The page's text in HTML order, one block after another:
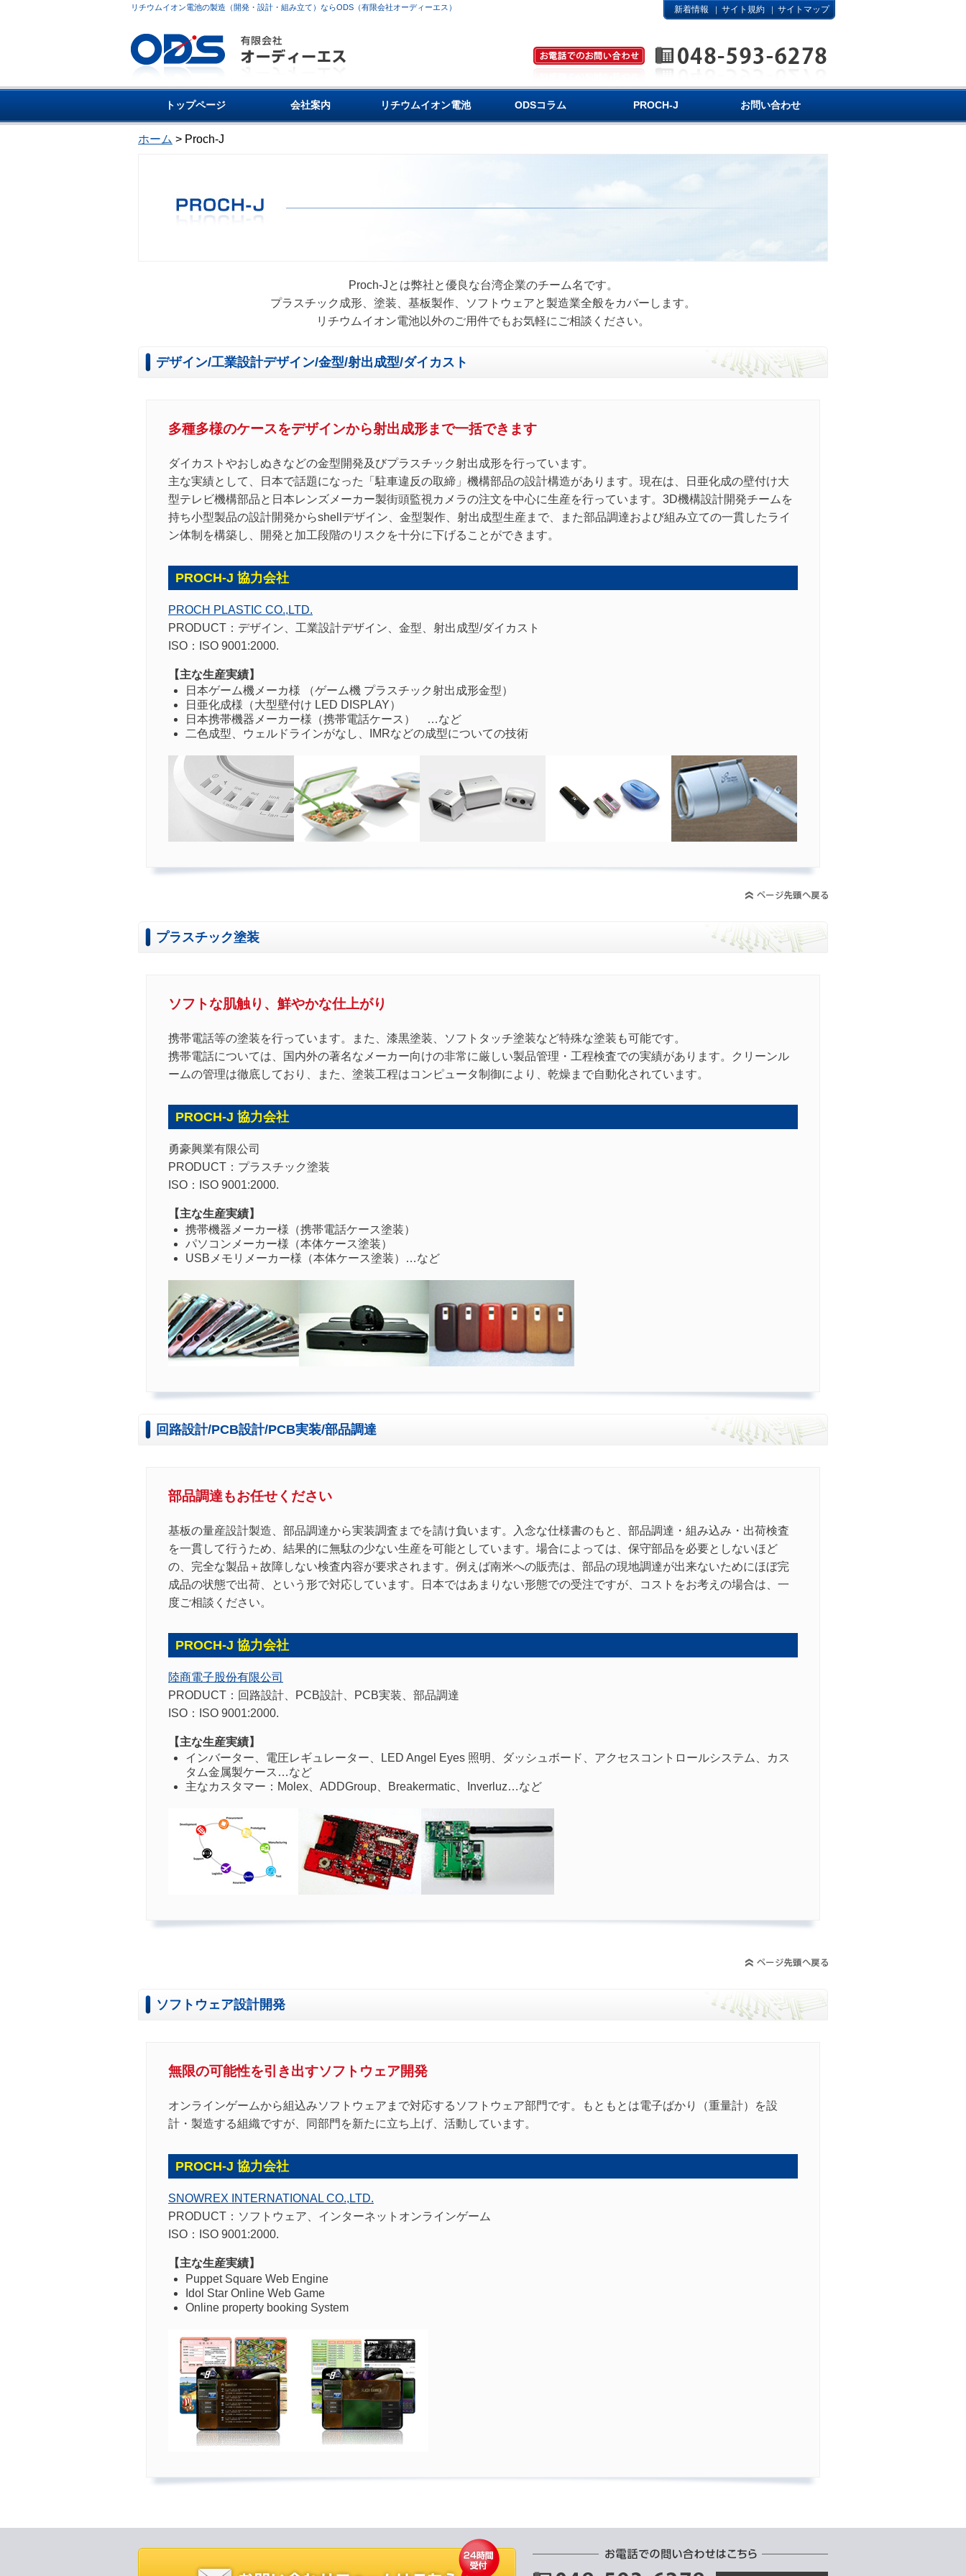
リチウムイオン電池の製造（開発・設計・組み立て）ならODS（有限会社オーディーエス） 新着情報 ｜ サイト規約 ｜ サイトマップ
トップページ 会社案内 リチウムイオン電池 ODSコラム PROCH-J お問い合わせ
ホーム > Proch-J
Proch-Jとは弊社と優良な台湾企業のチーム名です。
プラスチック成形、塗装、基板製作、ソフトウェアと製造業全般をカバーします。
リチウムイオン電池以外のご用件でもお気軽にご相談ください。
デザイン/工業設計デザイン/金型/射出成型/ダイカスト
多種多様のケースをデザインから射出成形まで一括できます
ダイカストやおしぬきなどの金型開発及びプラスチック射出成形を行っています。
主な実績として、日本で話題になった「駐車違反の取締」機構部品の設計構造があります。現在は、日亜化成の壁付け大
型テレビ機構部品と日本レンズメーカー製街頭監視カメラの注文を中心に生産を行っています。3D機構設計開発チームを
持ち小型製品の設計開発からshellデザイン、金型製作、射出成型生産まで、また部品調達および組み立ての一貫したライ
ン体制を構築し、開発と加工段階のリスクを十分に下げることができます。
PROCH-J 協力会社
PROCH PLASTIC CO.,LTD.
PRODUCT： デザイン、工業設計デザイン、金型、射出成型/ダイカスト
ISO：
ISO 9001:2000.
【主な生産実績】
日本ゲーム機メーカ様 （ゲーム機 プラスチック射出成形金型）
日亜化成様（大型壁付け LED DISPLAY）
日本携帯機器メーカー様（携帯電話ケース） …など
二色成型、ウェルドラインがなし、IMRなどの成型についての技術
プラスチック塗装
ソフトな肌触り、鮮やかな仕上がり
携帯電話等の塗装を行っています。また、漆黒塗装、ソフトタッチ塗装など特殊な塗装も可能です。
携帯電話については、国内外の著名なメーカー向けの非常に厳しい製品管理・工程検査での実績があります。クリーンル
ームの管理は徹底しており、また、塗装工程はコンピュータ制御により、乾燥まで自動化されています。
PROCH-J 協力会社
勇豪興業有限公司
PRODUCT： プラスチック塗装
ISO：
ISO 9001:2000.
【主な生産実績】
携帯機器メーカー様（携帯電話ケース塗装）
パソコンメーカー様（本体ケース塗装）
USBメモリメーカー様（本体ケース塗装）…など
回路設計/PCB設計/PCB実装/部品調達
部品調達もお任せください
基板の量産設計製造、部品調達から実装調査までを請け負います。入念な仕様書のもと、部品調達・組み込み・出荷検査
を一貫して行うため、結果的に無駄の少ない生産を可能としています。場合によっては、保守部品を必要としないほど
の、完全な製品＋故障しない検査内容が要求されます。例えば南米への販売は、部品の現地調達が出来ないためにほぼ完
成品の状態で出荷、という形で対応しています。日本ではあまりない形態での受注ですが、コストをお考えの場合は、一
度ご相談ください。
PROCH-J 協力会社
陸商電子股份有限公司
PRODUCT： 回路設計、PCB設計、PCB実装、部品調達
ISO：
ISO 9001:2000.
【主な生産実績】
インバーター、電圧レギュレーター、LED Angel Eyes 照明、ダッシュボード、アクセスコントロールシステム、カス
タム金属製ケース…など
主なカスタマー：Molex、ADDGroup、Breakermatic、Inverluz…など
ソフトウェア設計開発
無限の可能性を引き出すソフトウェア開発
オンラインゲームから組込みソフトウェアまで対応するソフトウェア部門です。もともとは電子ばかり（重量計）を設
計・製造する組織ですが、同部門を新たに立ち上げ、活動しています。
PROCH-J 協力会社
SNOWREX INTERNATIONAL CO.,LTD.
PRODUCT： ソフトウェア、インターネットオンラインゲーム
ISO：
ISO 9001:2000.
【主な生産実績】
Puppet Square Web Engine
Idol Star Online Web Game
Online property booking System